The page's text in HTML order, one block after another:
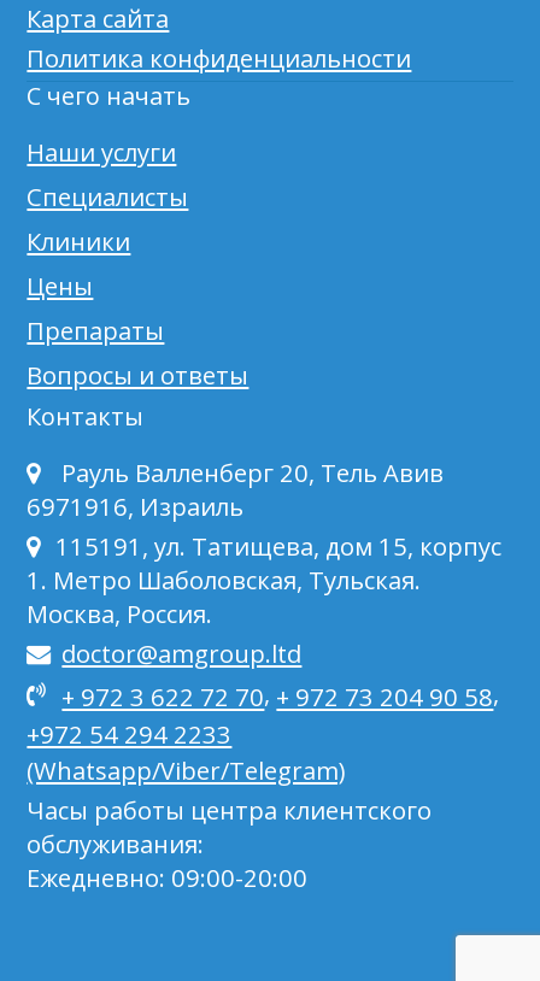
Карта сайта
Политика конфиденциальности
С чего начать
Наши услуги
Специалисты
Клиники
Цены
Препараты
Вопросы и ответы
Контакты
Рауль Валленберг 20, Тель Авив
6971916, Израиль
115191, ул. Татищева, дом 15, корпус
1. Метро Шаболовская, Тульская.
Москва, Россия.
doctor@amgroup.ltd
+ 972 3 622 72 70, + 972 73 204 90 58,
+972 54 294 2233
(Whatsapp/Viber/Telegram)
Часы работы центра клиентского
обслуживания:
Ежедневно: 09:00-20:00